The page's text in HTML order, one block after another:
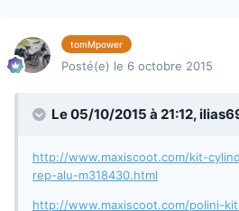
tomMpower
Posté(e) le 6 octobre 2015
Le 05/10/2015 à 21:12,
http://www.maxiscoot.com/kit-
rep-alu-m318430.html
http://www.maxiscoot.com/polini-